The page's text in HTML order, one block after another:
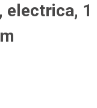
electrica, 1